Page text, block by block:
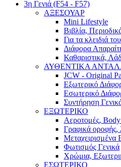
3η Γενιά (F54 - F57)
ΑΞΕΣΟΥΑΡ
Mini Lifestyle
Βιβλία,
Για τα κλειδιά
Διάφορα
Καθαριστικά,
ΑΥΘΕΝΤΙΚΑ
JCW - Original
Εξωτερικό
Εσωτερικό
Συντήρηση
ΕΞΩΤΕΡΙΚΟ
Αεροτομές,
Γραφικά οροφής,
Μεταχειρισμένα
Φωτισμός Γενικά
Χρώμια,
ΕΣΩΤΕΡΙΚΟ